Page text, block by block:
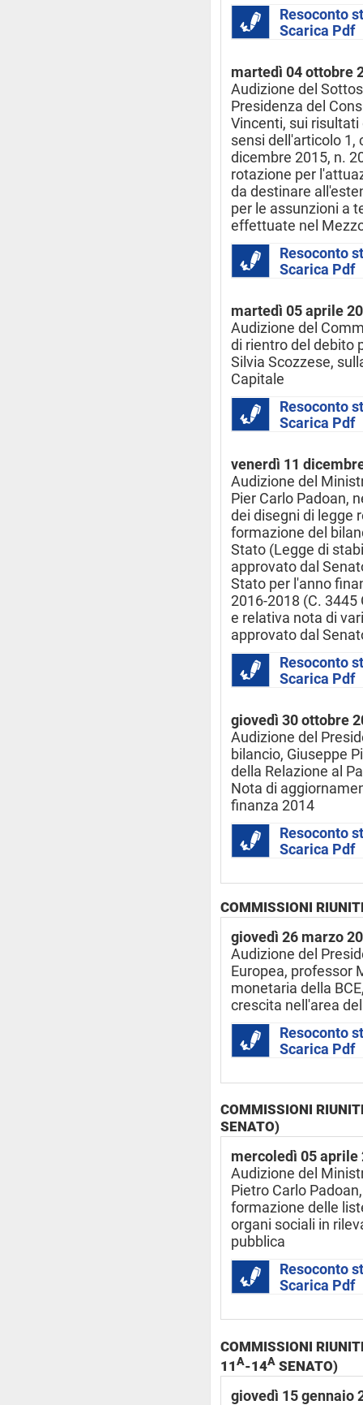
Resoconto
Scarica Pdf
martedì 04 ottobre
Audizione del
Presidenza del
Vincenti, sui
sensi dell'articolo 1,
dicembre 2015, n.
rotazione per
da destinare
per le assunzioni a
effettuate nel
Resoconto
Scarica Pdf
martedì 05 aprile
Audizione del
di rientro del debito
Silvia Scozzese,
Capitale
Resoconto
Scarica Pdf
venerdì 11
Audizione del
Pier Carlo Padoan,
dei disegni di legge
formazione del
Stato (Legge di
approvato dal
Stato per l'anno
2016-2018 (C.
e relativa nota di
approvato dal
Resoconto
Scarica Pdf
giovedì 30 ottobre
Audizione del
bilancio, Giuseppe
della Relazione al
Nota di
finanza 2014
Resoconto
Scarica Pdf
COMMISSIONI
giovedì 26 marzo
Audizione del
Europea, professor
monetaria della
crescita nell'area
Resoconto
Scarica Pdf
COMMISSIONI
SENATO)
mercoledì 05 aprile
Audizione del
Pietro Carlo
formazione delle
organi sociali in
pubblica
Resoconto
Scarica Pdf
COMMISSIONI
11A-14A SENATO)
giovedì 15 gennaio